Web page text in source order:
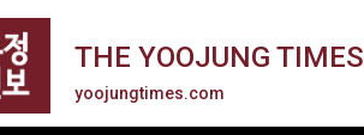
THE YOOJUNG TIMES
yoojungtimes.com